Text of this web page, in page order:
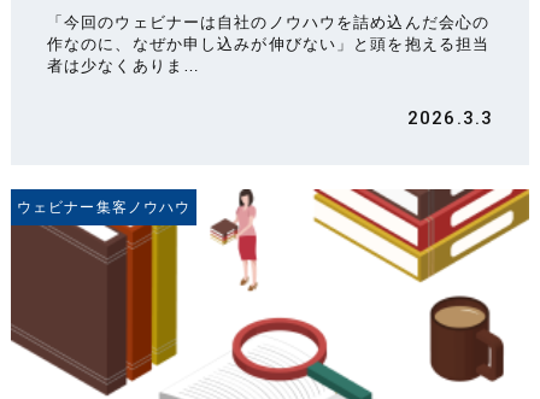
「今回のウェビナーは自社のノウハウを詰め込んだ会心の
作なのに、なぜか申し込みが伸びない」と頭を抱える担当
者は少なくありま…
2026.3.3
ウェビナー集客ノウハウ